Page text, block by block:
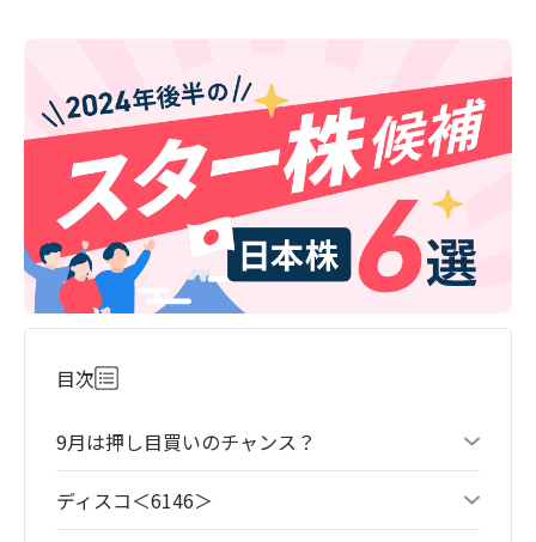
目次
9月は押し目買いのチャンス？
ディスコ＜6146＞